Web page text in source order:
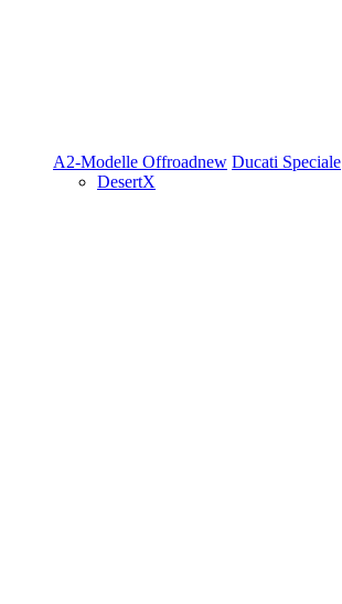
A2-Modelle Offroadnew Ducati Speciale
DesertX